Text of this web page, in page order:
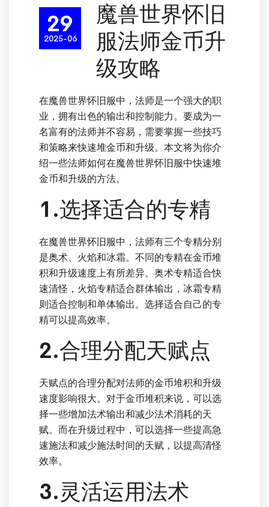
29
2025-06
魔兽世界怀旧
服法师金币升
级攻略
在魔兽世界怀旧服中，法师是一个强大的职
业，拥有出色的输出和控制能力。要成为一
名富有的法师并不容易，需要掌握一些技巧
和策略来快速堆金币和升级。本文将为你介
绍一些法师如何在魔兽世界怀旧服中快速堆
金币和升级的方法。
1.选择适合的专精
在魔兽世界怀旧服中，法师有三个专精分别
是奥术、火焰和冰霜。不同的专精在金币堆
积和升级速度上有所差异。奥术专精适合快
速清怪，火焰专精适合群体输出，冰霜专精
则适合控制和单体输出。选择适合自己的专
精可以提高效率。
2.合理分配天赋点
天赋点的合理分配对法师的金币堆积和升级
速度影响很大。对于金币堆积来说，可以选
择一些增加法术输出和减少法术消耗的天
赋。而在升级过程中，可以选择一些提高急
速施法和减少施法时间的天赋，以提高清怪
效率。
3.灵活运用法术